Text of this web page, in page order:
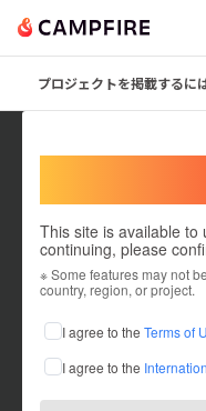
プロジェクトを掲載するに
This site is available
continuing, please
※ Some features may not
country, region, or project.
I agree to the Terms of
I agree to the
出身国：未設定